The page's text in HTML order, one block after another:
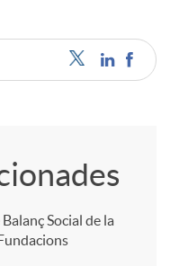
Social de la